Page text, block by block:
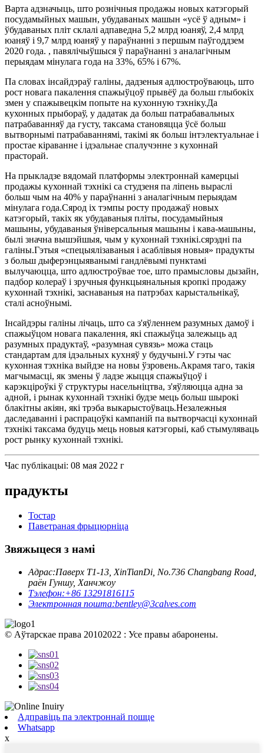
Варта адзначыць, што рознічныя продажы новых катэгорый
посудамыйных машын, убудаваных машын «усё ў адным» і
ўбудаваных пліт склалі адпаведна 5,2 млрд юаняў, 2,4 млрд
юаняў і 9,7 млрд юаняў у параўнанні з першым паўгоддзем
2020 года. , павялічыўшыся ў параўнанні з аналагічным
перыядам мінулага года на 33%, 65% і 67%.
Па словах інсайдэраў галіны, дадзеныя адлюстроўваюць, што
рост новага пакалення спажыўцоў прывёў да больш глыбокіх
змен у спажывецкім попыте на кухонную тэхніку.Да
кухонных прыбораў, у дадатак да больш патрабавальных
патрабаванняў да густу, таксама становяцца ўсё больш
вытворнымі патрабаваннямі, такімі як больш інтэлектуальнае і
простае кіраванне і ідэальнае спалучэнне з кухоннай
прасторай.
На прыкладзе вядомай платформы электроннай камерцыі
продажы кухоннай тэхнікі са студзеня па ліпень выраслі
больш чым на 40% у параўнанні з аналагічным перыядам
мінулага года.Сярод іх тэмпы росту продажаў новых
катэгорый, такіх як убудаваныя пліты, посудамыйныя
машыны, убудаваныя ўніверсальныя машыны і кава-машыны,
былі значна вышэйшыя, чым у кухоннай тэхнікі.сярэдні па
галіны.Гэтыя «спецыялізаваныя і асаблівыя новыя» прадукты
з больш дыферэнцыяванымі гандлёвымі пунктамі
вылучаюцца, што адлюстроўвае тое, што прамысловы дызайн,
падбор колераў і зручныя функцыянальныя кропкі продажу
кухоннай тэхнікі, заснаваныя на патрэбах карыстальнікаў,
сталі асноўнымі.
Інсайдэры галіны лічаць, што са з'яўленнем разумных дамоў і
спажыўцом новага пакалення, які спажыўца залежыць ад
разумных прадуктаў, «разумная сувязь» можа стаць
стандартам для ідэальных кухняў у будучыні.У гэты час
кухонная тэхніка выйдзе на новы ўзровень.Акрамя таго, такія
магчымасці, як змены ў ладзе жыцця спажыўцоў і
карэкціроўкі ў структуры насельніцтва, з'яўляюцца адна за
адной, і рынак кухоннай тэхнікі будзе мець больш шырокі
блакітны акіян, які трэба выкарыстоўваць.Незалежныя
даследаванні і распрацоўкі кампаній па вытворчасці кухоннай
тэхнікі таксама будуць мець новыя катэгорыі, каб стымуляваць
рост рынку кухоннай тэхнікі.
Час публікацыі: 08 мая 2022 г
прадукты
Тостар
Паветраная фрыцюрніца
Звяжыцеся з намі
Адрас:Паверх T1-13, XinTianDi, No.736 Changbang Road,
раён Гуншу, Ханчжоу
Тэлефон:+86 13291816115
Электронная пошта:bentley@3calves.com
© Аўтарскае права 20102022 : Усе правы абаронены.
Адправіць па электроннай пошце
Whatsapp
x